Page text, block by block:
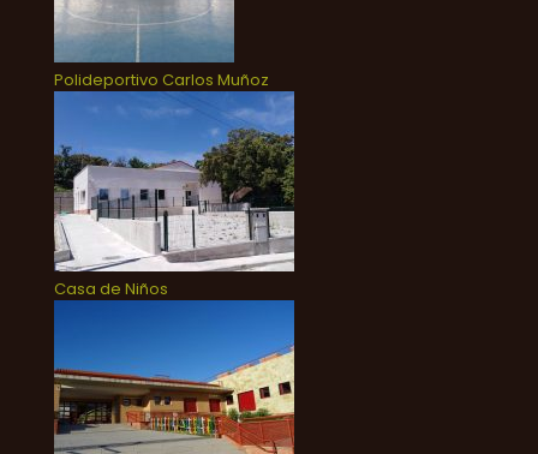
Polideportivo Carlos Muñoz
Casa de Niños